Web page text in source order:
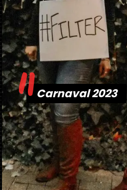
Carnaval 2023
Carnaval 2023
"